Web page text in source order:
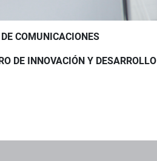
COMUNICACIONES
DE INNOVACIÓN Y